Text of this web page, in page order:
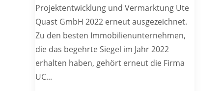
Projektentwicklung und Vermarktung Ute
Quast GmbH 2022 erneut ausgezeichnet.
Zu den besten Immobilienunternehmen,
die das begehrte Siegel im Jahr 2022
erhalten haben, gehört erneut die Firma
UC...